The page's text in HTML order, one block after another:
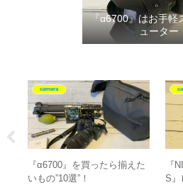
『α6700』はお手軽
ューター
camera
ピークデザイン 『エブリデ
イスリング 6L』レビュー
『
『